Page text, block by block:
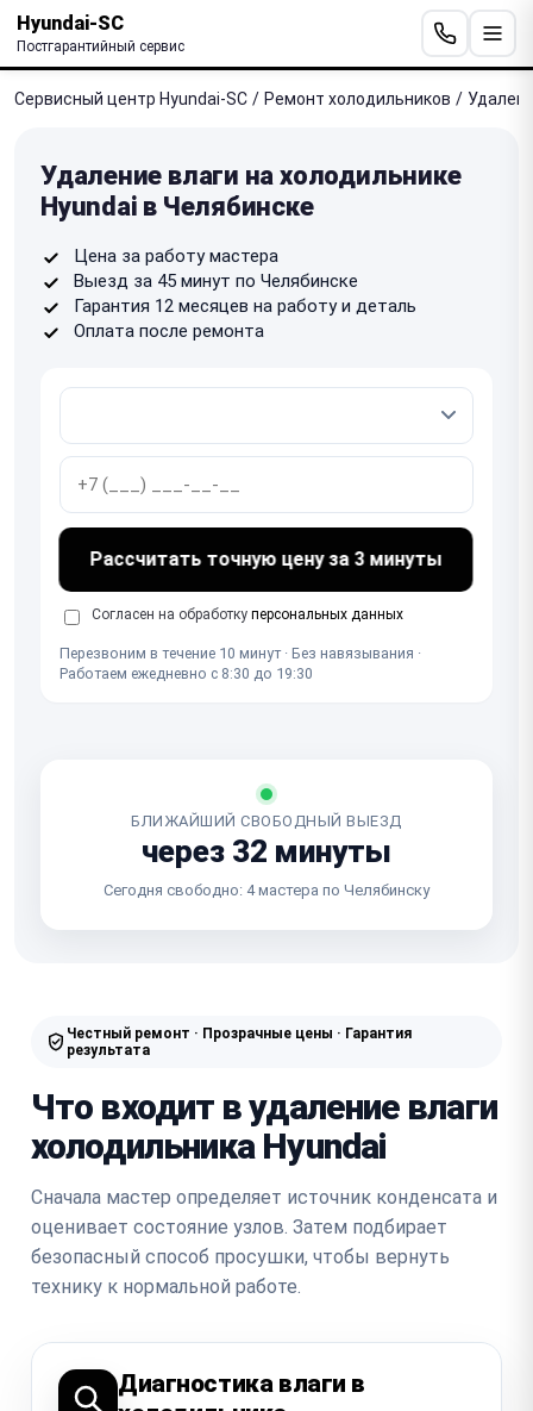
Hyundai-SC
Постгарантийный сервис
Сервисный центр Hyundai-SC / Ремонт холодильников /
Удаление влаги на холодильнике
Hyundai в Челябинске
Цена за работу мастера
Выезд за 45 минут по Челябинске
Гарантия 12 месяцев на работу и деталь
Оплата после ремонта
Рассчитать точную цену за 3 минуты
Согласен на обработку персональных данных
Перезвоним в течение 10 минут · Без навязывания ·
Работаем ежедневно с 8:30 до 19:30
БЛИЖАЙШИЙ СВОБОДНЫЙ ВЫЕЗД
через 32 минуты
Сегодня свободно: 4 мастера по Челябинску
Честный ремонт · Прозрачные цены · Гарантия
результата
Что входит в удаление влаги
холодильника Hyundai
Сначала мастер определяет источник конденсата и
оценивает состояние узлов. Затем подбирает
безопасный способ просушки, чтобы вернуть
технику к нормальной работе.
Диагностика влаги в